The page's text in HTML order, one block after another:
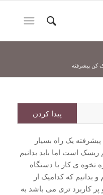
کن پیشرفته
یک راه بسیار
است اما باید بدانیم
تخوه ی کار با دستگاه
که کدامیک ار
کاربرد تری می باشد به